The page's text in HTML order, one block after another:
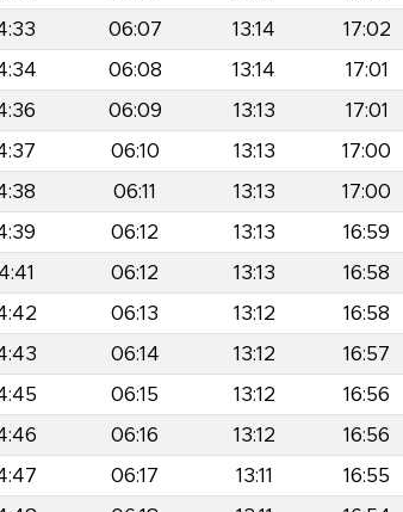
06:07 13:14 17:02
06:08 13:14 17:01
06:09 13:13 17:01
06:10 13:13 17:00
06:11 13:13 17:00
06:12 13:13 16:59
06:12 13:13 16:58
06:13 13:12 16:58
06:14 13:12 16:57
06:15 13:12 16:56
06:16 13:12 16:56
06:17 13:11 16:55